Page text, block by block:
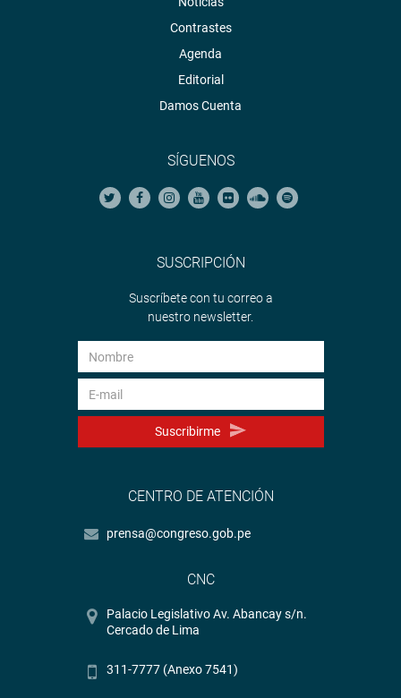
Contrastes
Agenda
Editorial
Damos Cuenta
SÍGUENOS
SUSCRIPCIÓN
Suscríbete con tu correo a
nuestro newsletter.
Suscribirme
CENTRO DE ATENCIÓN
prensa@congreso.gob.pe
CNC
Palacio Legislativo Av. Abancay s/n.
Cercado de Lima
311-7777 (Anexo 7541)